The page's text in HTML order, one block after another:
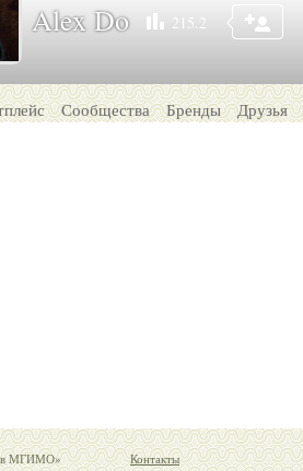
Alex Do 215.2
Сообщества Бренды Друзья
МГИМО»
Контакты